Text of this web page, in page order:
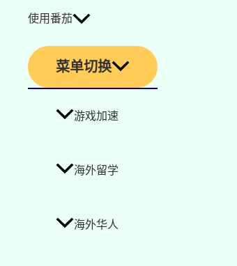
使用番茄
菜单切换
游戏加速
海外留学
海外华人